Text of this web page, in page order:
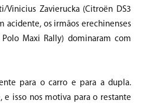
Vinicius Zavierucka (Citroën DS3
acidente, os irmãos erechinenses
Maxi Rally) dominaram com
para o carro e para a dupla.
isso nos motiva para o restante